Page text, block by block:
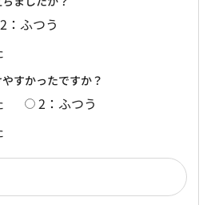
2：ふつう
すかったですか？
2：ふつう